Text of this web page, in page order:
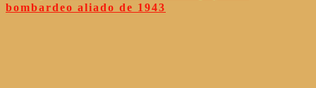
bombardeo aliado de 1943